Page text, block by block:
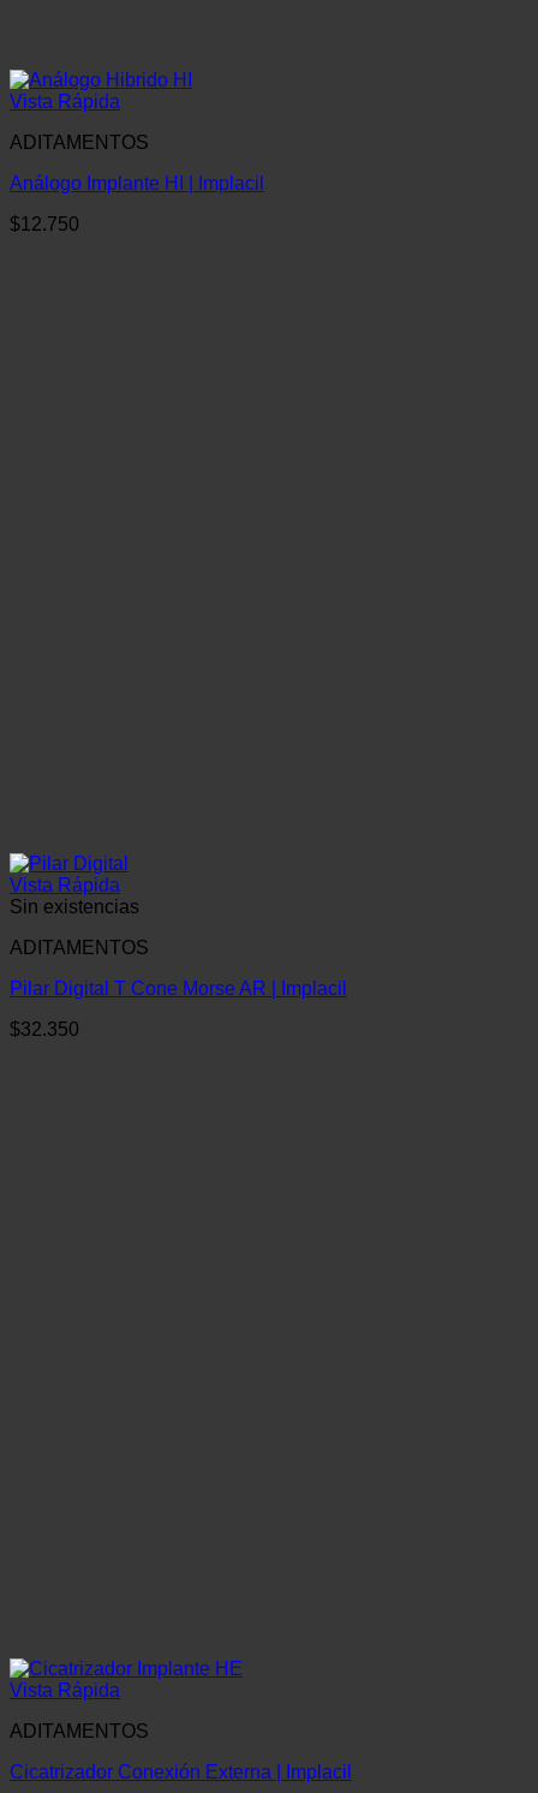
Vista Rápida
ADITAMENTOS
Análogo Implante HI | Implacil
$12.750
Vista Rápida
Sin existencias
ADITAMENTOS
Pilar Digital T Cone Morse AR | Implacil
$32.350
Vista Rápida
ADITAMENTOS
Cicatrizador Conexión Externa | Implacil